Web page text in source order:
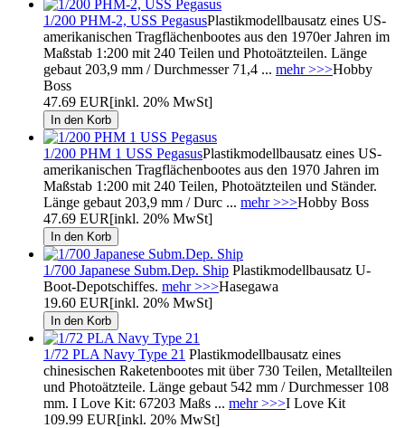
1/200 PHM-2, USS PegasusPlastikmodellbausatz eines US-
amerikanischen Tragflächenbootes aus den 1970er Jahren im
Maßstab 1:200 mit 240 Teilen und Photoätzteilen. Länge
gebaut 203,9 mm / Durchmesser 71,4 ... mehr >>>Hobby
Boss
47.69 EUR[inkl. 20% MwSt]
1/200 PHM 1 USS PegasusPlastikmodellbausatz eines US-
amerikanischen Tragflächenbootes aus den 1970 Jahren im
Maßstab 1:200 mit 240 Teilen, Photoätzteilen und Ständer.
Länge gebaut 203,9 mm / Durc ... mehr >>>Hobby Boss
47.69 EUR[inkl. 20% MwSt]
1/700 Japanese Subm.Dep. Ship Plastikmodellbausatz U-
Boot-Depotschiffes. mehr >>>Hasegawa
19.60 EUR[inkl. 20% MwSt]
1/72 PLA Navy Type 21 Plastikmodellbausatz eines
chinesischen Raketenbootes mit über 730 Teilen, Metallteilen
und Photoätzteile. Länge gebaut 542 mm / Durchmesser 108
mm. I Love Kit: 67203 Maßs ... mehr >>>I Love Kit
109.99 EUR[inkl. 20% MwSt]